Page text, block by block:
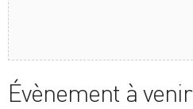
Évènement à venir